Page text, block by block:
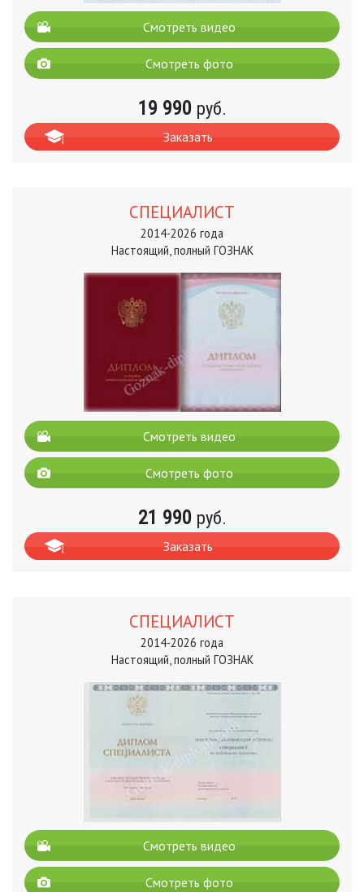
Смотреть видео
Смотреть фото
19 990 руб.
Заказать
СПЕЦИАЛИСТ
2014-2026 года
Настоящий, полный ГОЗНАК
Смотреть видео
Смотреть фото
21 990 руб.
Заказать
СПЕЦИАЛИСТ
2014-2026 года
Настоящий, полный ГОЗНАК
Смотреть видео
Смотреть фото